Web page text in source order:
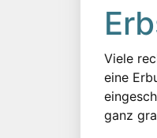
Viele
eine
ganz